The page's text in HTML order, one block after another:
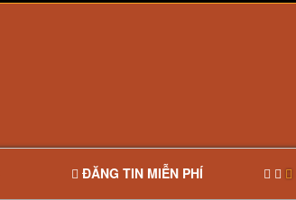
ĐĂNG TIN MIỄN PHÍ